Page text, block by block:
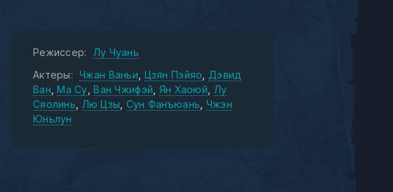
Режиссер:
Лу Чуань
Актеры:
Чжан Ваньи Цзян Пэйяо
Дэвид
Ван Ма Су Ван Чжифэй Ян Хаоюй
Лу
Сяолинь
Лю Цзы Сун Фанъюань Чжэн
Юньлун